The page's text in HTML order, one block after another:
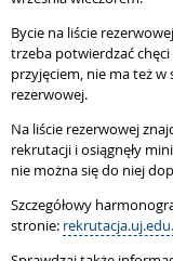
Bycie na liście
trzeba potwierdzać
przyjęciem, nie ma też w
rezerwowej.
Na liście rezerwowej
rekrutacji i osiągnęły
nie można się do niej
Szczegółowy
stronie: